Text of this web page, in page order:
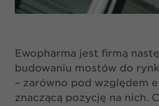
Ewopharma jest firmą
budowaniu mostów do
– zarówno pod względem
znaczącą pozycję na nich.